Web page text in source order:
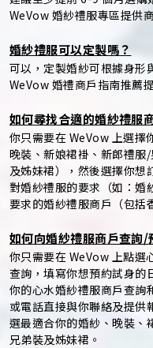
WeVow 婚紗禮服專區提供
婚紗禮服可以定製嗎？
可以，定製婚紗可根據身形
WeVow 婚禮商戶指南推薦
如何尋找合適的婚紗禮服
你只需要在 WeVow 上選擇
晚裝、新娘裙褂、新郎禮
及姊妹裙），然後選擇你想
對婚紗禮服的要求（如：婚
要求的婚紗禮服商戶（包括
如何向婚紗禮服商戶查詢/
你只需要在 WeVow 上點選
查詢，填寫你想預約試身的
你的心水婚紗禮服商戶查詢
或電話直接與你聯絡及提供
選最適合你的婚紗、晚裝、
兄弟裝及姊妹裙。